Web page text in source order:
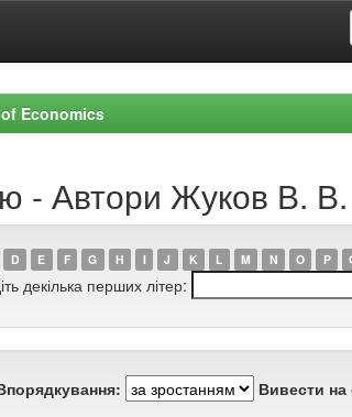
Economics
- Автори Жуков В. В.
D E F G H I J K L M N O P
декілька перших літер:
Вивести на